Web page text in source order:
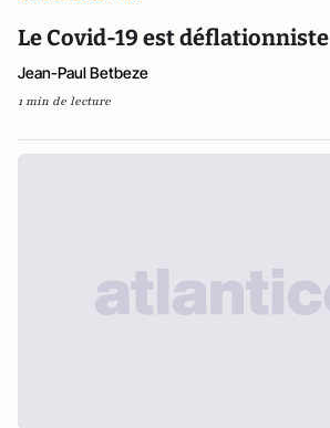
Le Covid-19 est déflationniste
Jean-Paul Betbeze
1 min de lecture